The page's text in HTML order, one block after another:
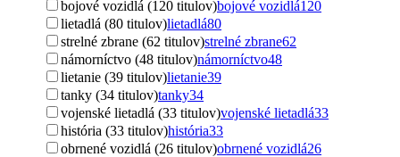
bojové vozidlá (120 titulov)bojové vozidlá120
lietadlá (80 titulov)lietadlá80
strelné zbrane (62 titulov)strelné zbrane62
námorníctvo (48 titulov)námorníctvo48
lietanie (39 titulov)lietanie39
tanky (34 titulov)tanky34
vojenské lietadlá (33 titulov)vojenské lietadlá33
história (33 titulov)história33
obrnené vozidlá (26 titulov)obrnené vozidlá26